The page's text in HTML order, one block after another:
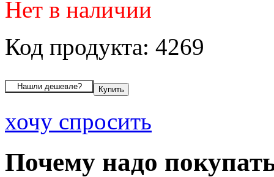
Нет в наличии
Код продукта: 4269
хочу спросить
Почему надо